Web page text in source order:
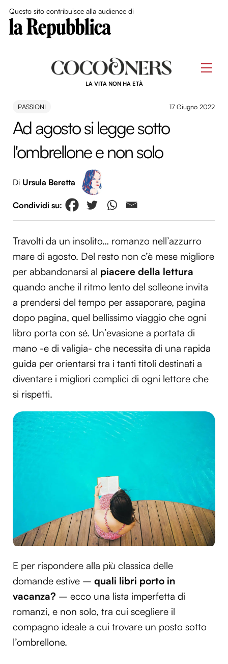
Questo sito contribuisce alla audience di
LA VITA NON HA ETÀ
PASSIONI 17 Giugno 2022
Ad agosto si legge sotto
l'ombrellone e non solo
Di Ursula Beretta
Travolti da un insolito… romanzo nell’azzurro
mare di agosto. Del resto non c’è mese migliore
per abbandonarsi al piacere della lettura
quando anche il ritmo lento del solleone invita
a prendersi del tempo per assaporare, pagina
dopo pagina, quel bellissimo viaggio che ogni
libro porta con sé. Un’evasione a portata di
mano -e di valigia- che necessita di una rapida
guida per orientarsi tra i tanti titoli destinati a
diventare i migliori complici di ogni lettore che
si rispetti.
E per rispondere alla più classica delle
domande estive – quali libri porto in
vacanza? – ecco una lista imperfetta di
romanzi, e non solo, tra cui scegliere il
compagno ideale a cui trovare un posto sotto
l’ombrellone.